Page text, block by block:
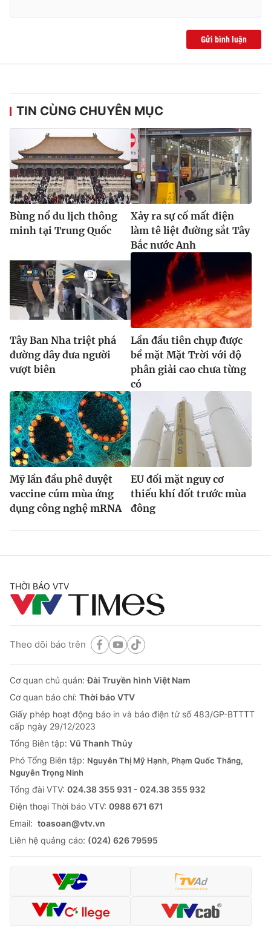
Gửi bình luận
TIN CÙNG CHUYÊN MỤC
Bùng nổ du lịch thông
minh tại Trung Quốc
Xảy ra sự cố mất điện
làm tê liệt đường sắt Tây
Bắc nước Anh
Tây Ban Nha triệt phá
đường dây đưa người
vượt biên
Lần đầu tiên chụp được
bề mặt Mặt Trời với độ
phân giải cao chưa từng
có
Mỹ lần đầu phê duyệt
vaccine cúm mùa ứng
dụng công nghệ mRNA
EU đối mặt nguy cơ
thiếu khí đốt trước mùa
đông
THỜI BÁO VTV
Theo dõi báo trên
Cơ quan chủ quản:Đài Truyền hình Việt Nam
Cơ quan báo chí: Thời báo VTV
Giấy phép hoạt động báo in và báo điện tử số 483/GP-BTTTT
cấp ngày 29/12/2023
Tổng Biên tập: Vũ Thanh Thủy
Phó Tổng Biên tập: Nguyễn Thị Mỹ Hạnh, Phạm Quốc Thắng,
Nguyễn Trọng Ninh
Tổng đài VTV: 024.38 355 931 - 024.38 355 932
Ðiện thoại Thời báo VTV: 0988 671 671
Email: toasoan@vtv.vn
Liên hệ quảng cáo: (024) 626 79595